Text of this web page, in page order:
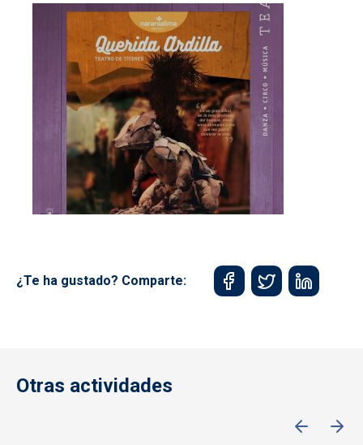
¿Te ha gustado? Comparte:
Otras actividades